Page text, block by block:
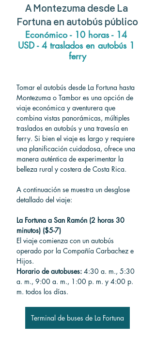
A Montezuma desde La
Fortuna en autobús público
Económico - 10 horas - 14
USD - 4 traslados en autobús 1
ferry
Tomar el autobús desde La Fortuna hasta
Montezuma o Tambor es una opción de
viaje económica y aventurera que
combina vistas panorámicas, múltiples
traslados en autobús y una travesía en
ferry. Si bien el viaje es largo y requiere
una planificación cuidadosa, ofrece una
manera auténtica de experimentar la
belleza rural y costera de Costa Rica.
A continuación se muestra un desglose
detallado del viaje:
La Fortuna a San Ramón (2 horas 30
minutos) ($5-7)
El viaje comienza con un autobús
operado por la Compañía Carbachez e
Hijos.
Horario de autobuses: 4:30 a. m., 5:30
a. m., 9:00 a. m., 1:00 p. m. y 4:00 p.
m. todos los días.
Terminal de buses de La Fortuna